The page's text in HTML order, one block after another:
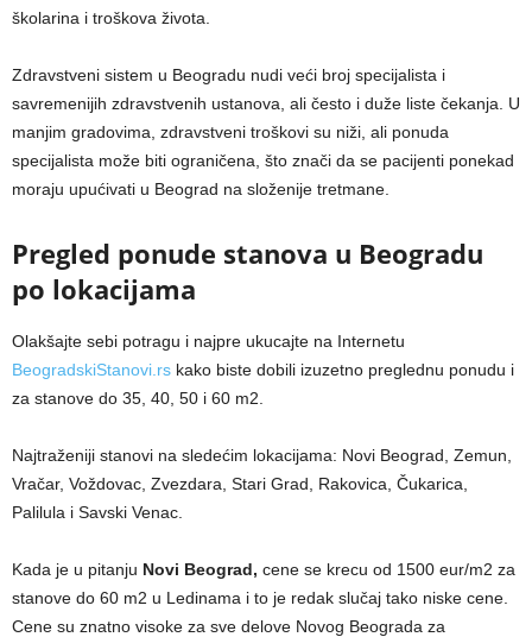
školarina i troškova života.
Zdravstveni sistem u Beogradu nudi veći broj specijalista i
savremenijih zdravstvenih ustanova, ali često i duže liste čekanja. U
manjim gradovima, zdravstveni troškovi su niži, ali ponuda
specijalista može biti ograničena, što znači da se pacijenti ponekad
moraju upućivati u Beograd na složenije tretmane.
Pregled ponude stanova u Beogradu
po lokacijama
Olakšajte sebi potragu i najpre ukucajte na Internetu
BeogradskiStanovi.rs kako biste dobili izuzetno preglednu ponudu i
za stanove do 35, 40, 50 i 60 m2.
Najtraženiji stanovi na sledećim lokacijama: Novi Beograd, Zemun,
Vračar, Voždovac, Zvezdara, Stari Grad, Rakovica, Čukarica,
Palilula i Savski Venac.
Kada je u pitanju Novi Beograd, cene se krecu od 1500 eur/m2 za
stanove do 60 m2 u Ledinama i to je redak slučaj tako niske cene.
Cene su znatno visoke za sve delove Novog Beograda za